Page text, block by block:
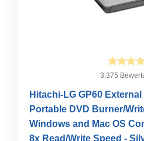
3.375
Hitachi-LG GP60
Portable DVD Burner/
Windows and Mac OS
8x Read/Write Speed -